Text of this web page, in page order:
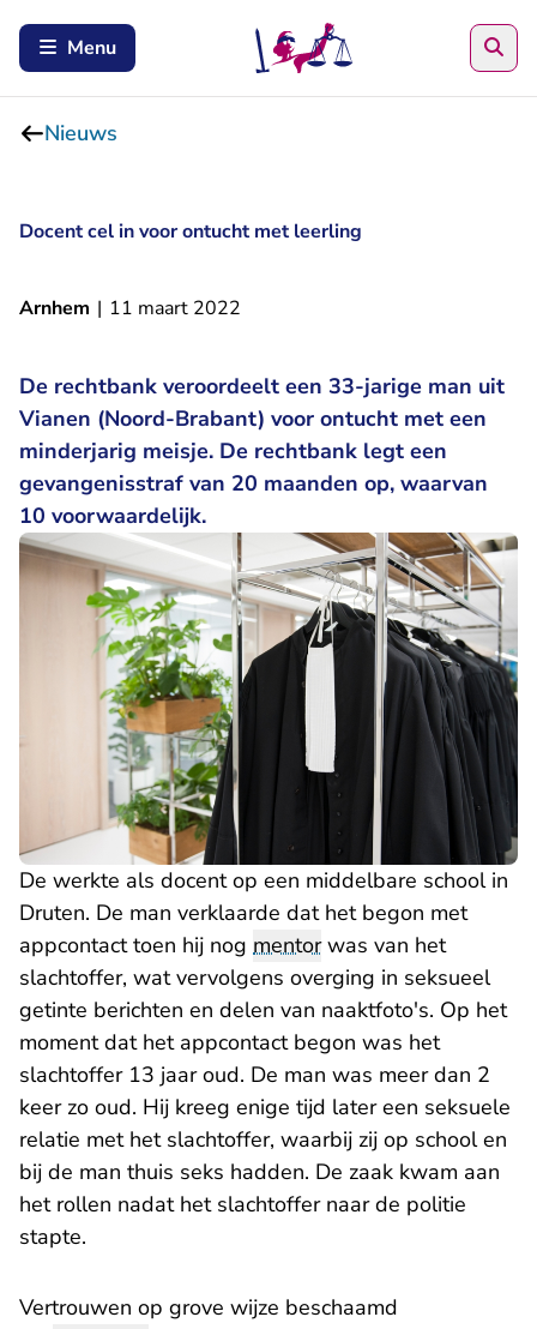
Menu
Nieuws
Docent cel in voor ontucht met leerling
Arnhem | 11 maart 2022
De rechtbank veroordeelt een 33-jarige man uit
Vianen (Noord-Brabant) voor ontucht met een
minderjarig meisje. De rechtbank legt een
gevangenisstraf van 20 maanden op, waarvan
10 voorwaardelijk.
De werkte als docent op een middelbare school in
Druten. De man verklaarde dat het begon met
appcontact toen hij nog mentorwas van het
slachtoffer, wat vervolgens overging in seksueel
getinte berichten en delen van naaktfoto's. Op het
moment dat het appcontact begon was het
slachtoffer 13 jaar oud. De man was meer dan 2
keer zo oud. Hij kreeg enige tijd later een seksuele
relatie met het slachtoffer, waarbij zij op school en
bij de man thuis seks hadden. De zaak kwam aan
het rollen nadat het slachtoffer naar de politie
stapte.
Vertrouwen op grove wijze beschaamd